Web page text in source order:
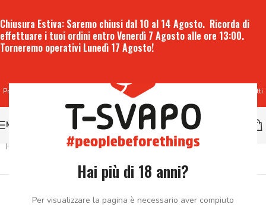
Hai più di 18 anni?
Per visualizzare la pagina è necessario aver compiuto
Chiusura Estiva: Saremo chiusi dal 10 al 14 Agosto. Ricorda di
effettuare i tuoi ordini entroVenerdì 7 Agosto alle ore 13:00.
Torneremo operativi Lunedì 17 Agosto!
Produzione e vendita all'ingrosso di liquidi per sigaretta elettronica e prodotti
per lo svapo
MENU
Home Visualizzazione di 9 risultati